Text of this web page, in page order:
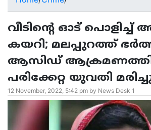
വീടിന്റെ ഓട്
കയറി; മലപ്പുറത്ത്
ആസിഡ്
പരിക്കേറ്റ യുവതി
12 November, 2022, 5:42 pm by News Desk 1